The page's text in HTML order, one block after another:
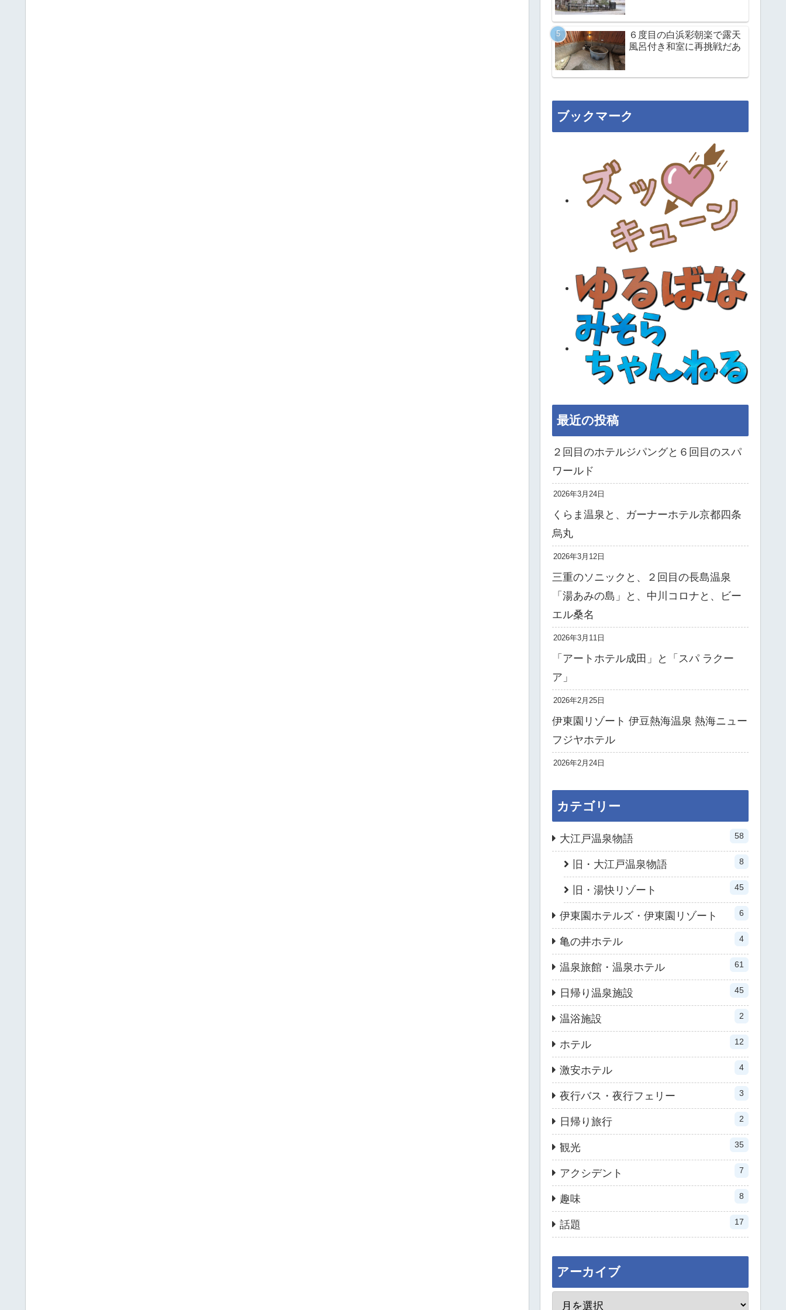
６度目の白浜彩朝楽で露天
風呂付き和室に再挑戦だあ
ブックマーク
最近の投稿
２回目のホテルジパングと６回目のスパ
ワールド
2026年3月24日
くらま温泉と、ガーナーホテル京都四条
烏丸
2026年3月12日
三重のソニックと、２回目の長島温泉
「湯あみの島」と、中川コロナと、ビー
エル桑名
2026年3月11日
「アートホテル成田」と「スパ ラクー
ア」
2026年2月25日
伊東園リゾート 伊豆熱海温泉 熱海ニュー
フジヤホテル
2026年2月24日
カテゴリー
大江戸温泉物語 58
旧・大江戸温泉物語 8
旧・湯快リゾート 45
伊東園ホテルズ・伊東園リゾート 6
亀の井ホテル 4
温泉旅館・温泉ホテル 61
日帰り温泉施設 45
温浴施設 2
ホテル 12
激安ホテル 4
夜行バス・夜行フェリー 3
日帰り旅行 2
観光 35
アクシデント 7
趣味 8
話題 17
アーカイブ